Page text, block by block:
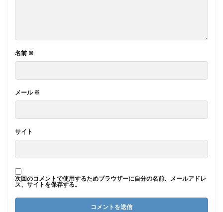
名前 ※
メール※
サイト
次回のコメントで使用するためブラウザーに自分の名前、メールアドレ
ス、サイトを保存する。